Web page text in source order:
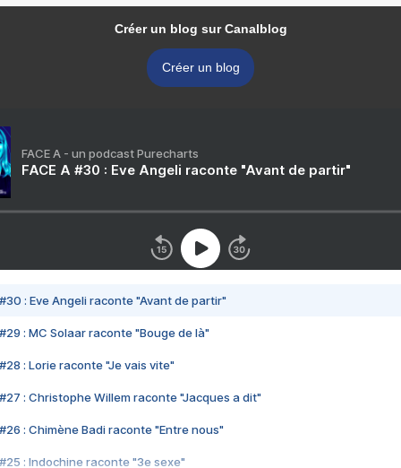
Créer un blog sur Canalblog
Créer un blog
FACE A - un podcast Purecharts
FACE A #30 : Eve Angeli raconte "Avant de partir"
#30 : Eve Angeli raconte "Avant de partir"
#29 : MC Solaar raconte "Bouge de là"
#28 : Lorie raconte "Je vais vite"
#27 : Christophe Willem raconte "Jacques a dit"
#26 : Chimène Badi raconte "Entre nous"
#25 : Indochine raconte "3e sexe"